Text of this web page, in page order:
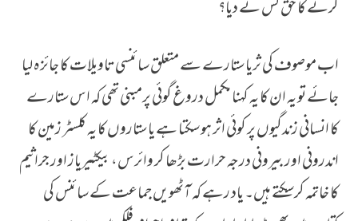
کرنے کا حق کس نے دیا؟
اب موصوف کی ثریا ستارے سے متعلق سائنسی تاویلات کا جائزہ لیا
جائے تو یہ ان کا یہ کہنا مکمل دروغ گوئی پرمبنی تھی کہ اس ستارے
کا انسانی زندگیوں پر کوئی اثر ہو سکتا ہے یا ستاروں کا یہ کلسٹر زمین کا
اندرونی اور بیرونی درجہ حرارت بڑھا کر وائرس، بیکٹیریاز اور جراثیم
کا خاتمہ کرسکتے ہیں۔ یاد رہے کہ آٹھویں جماعت کے سائنس کی